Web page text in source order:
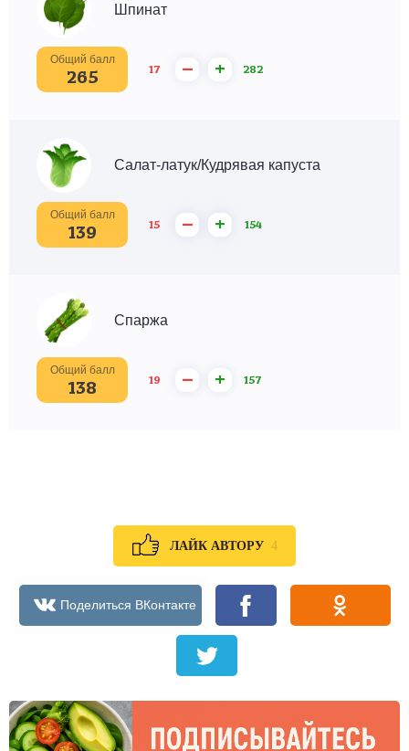
Шпинат
Общий балл
265 17 – + 282
Салат-латук/Кудрявая капуста
Общий балл
139 15 – + 154
Спаржа
Общий балл
138 19 – + 157
ЛАЙК АВТОРУ 4